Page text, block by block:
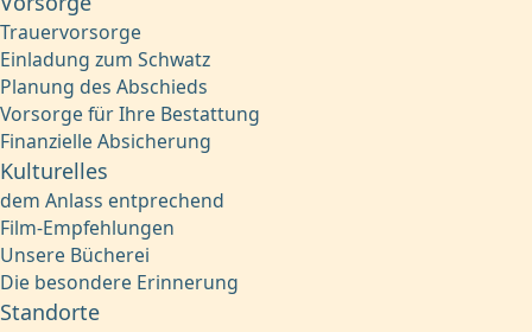
Trauervorsorge
Einladung zum Schwatz
Planung des Abschieds
Vorsorge für Ihre Bestattung
Finanzielle Absicherung
Kulturelles
dem Anlass entprechend
Film-Empfehlungen
Unsere Bücherei
Die besondere Erinnerung
Standorte